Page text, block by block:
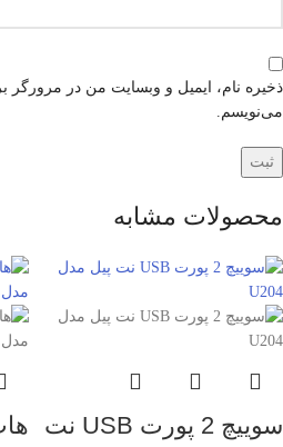
ذخیره نام، ایمیل و وبسایت من در مرورگر
می‌نویسم.
محصولات مشابه
سوییچ 2 پورت USB نت